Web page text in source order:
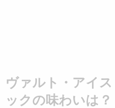
ヴァルト・アイ
ックの味わいは？